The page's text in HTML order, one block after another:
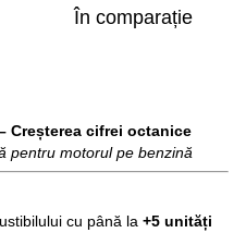
În comparație
Creșterea cifrei octanice
pentru motorul pe benzină
cu până la +5 unități